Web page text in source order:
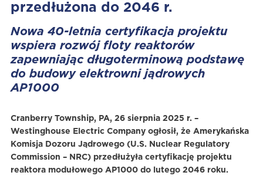
przedłużona do 2046 r.
Nowa 40-letnia certyfikacja projektu
wspiera rozwój floty reaktorów
zapewniając długoterminową podstawę
do budowy elektrowni jądrowych
AP1000
Cranberry Township, PA, 26 sierpnia 2025 r. –
Westinghouse Electric Company ogłosił, że Amerykańska
Komisja Dozoru Jądrowego (U.S. Nuclear Regulatory
Commission – NRC) przedłużyła certyfikację projektu
reaktora modułowego AP1000 do lutego 2046 roku.